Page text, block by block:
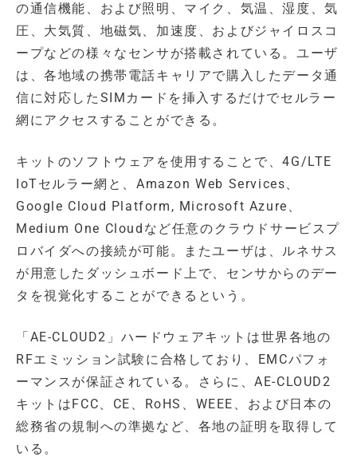
の通信機能、および照明、マイク、気温、湿度、気
圧、大気質、地磁気、加速度、およびジャイロスコ
ープなどの様々なセンサが搭載されている。ユーザ
は、各地域の携帯電話キャリアで購入したデータ通
信に対応したSIMカードを挿入するだけでセルラー
網にアクセスすることができる。
キットのソフトウェアを使用することで、4G/LTE
IoTセルラー網と、Amazon Web Services、
Google Cloud Platform, Microsoft Azure、
Medium One Cloudなど任意のクラウドサービスプ
ロバイダへの接続が可能。またユーザは、ルネサス
が用意したダッシュボード上で、センサからのデー
タを視覚化することができるという。
「AE-CLOUD2」ハードウェアキットは世界各地の
RFエミッション試験に合格しており、EMCパフォ
ーマンスが保証されている。さらに、AE-CLOUD2
キットはFCC、CE、RoHS、WEEE、および日本の
総務省の規制への準拠など、各地の証明を取得して
いる。